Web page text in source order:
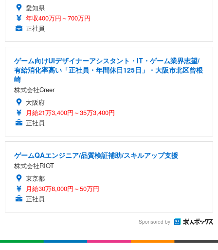
愛知県
年収400万円～700万円
正社員
ゲーム向けUIデザイナーアシスタント・IT・ゲーム業界志望/
有給消化率高い「正社員・年間休日125日」・大阪市北区曾根
崎
株式会社Creer
大阪府
月給21万3,400円～35万3,400円
正社員
ゲームQAエンジニア/品質検証補助/スキルアップ支援
株式会社RIOT
東京都
月給30万8,000円～50万円
正社員
Sponsored by